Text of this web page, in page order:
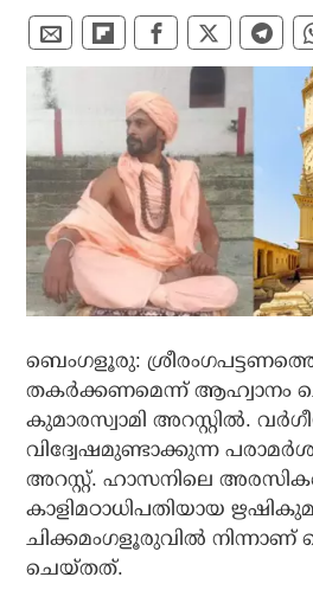
ബെംഗളൂരു:
തകര്‍ക്കണമെന്ന് ആഹ്വാനം
കുമാരസ്വാമി അറസ്റ്റില്‍.
വിദ്വേഷമുണ്ടാക്കുന്ന
അറസ്റ്റ്. ഹാസനിലെ
കാളിമഠാധിപതിയായ
ചിക്കമംഗളൂരുവില്‍ നിന്നാണ്
ചെയ്തത്.